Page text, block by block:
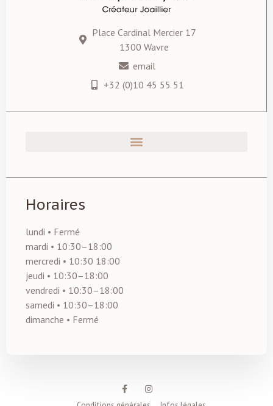
Place Cardinal Mercier 17
1300 Wavre
email
+32 (0)10 45 55 51
Horaires
lundi • Fermé
mardi • 10:30–18:00
mercredi • 10:30 18:00
jeudi • 10:30–18:00
vendredi • 10:30–18:00
samedi • 10:30–18:00
dimanche • Fermé